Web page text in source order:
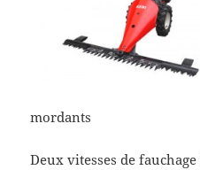
mordants
Deux vitesses de